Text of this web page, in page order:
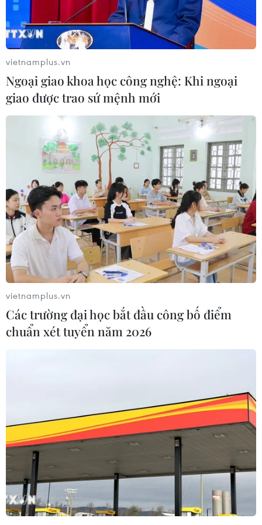
Australia đầu tư xây dựng kính thiên văn
vô tuyến lớn nhất thế giới
15/04/2021 07:46
Việc xây dựng kính thiên văn vô tuyến SKA ở Australia
sẽ góp phần nâng cao năng lực sản xuất của các
doanh nghiệp thuộc lĩnh vực công nghệ có kỹ năng cao
Phát hiện ngoại hành tinh mới có thể có
vietnamplus.vn
Ngoại giao khoa học công nghệ: Khi ngoại
giao được trao sứ mệnh mới
vietnamplus.vn
Các trường đại học bắt đầu công bố điểm
chuẩn xét tuyển năm 2026